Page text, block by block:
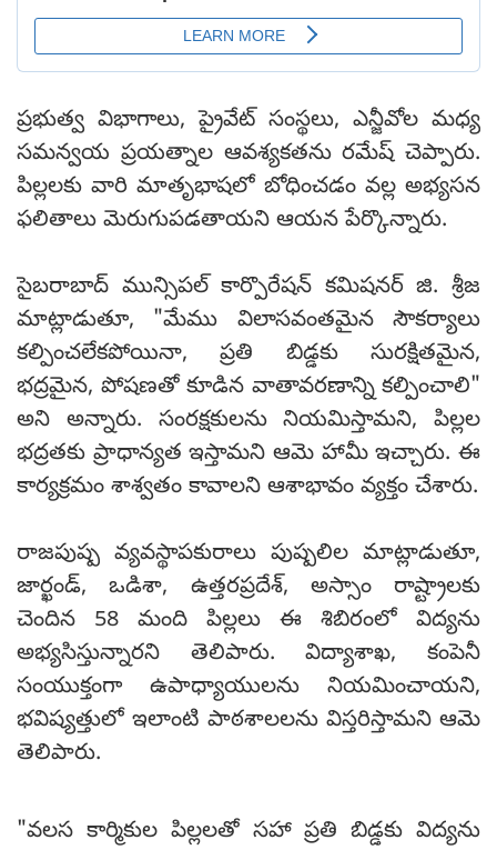
ప్రభుత్వ విభాగాలు, ప్రైవేట్ సంస్థలు, ఎన్జీవోల మధ్య
సమన్వయ ప్రయత్నాల ఆవశ్యకతను రమేష్ చెప్పారు.
పిల్లలకు వారి మాతృభాషలో బోధించడం వల్ల అభ్యసన
ఫలితాలు మెరుగుపడతాయని ఆయన పేర్కొన్నారు.
సైబరాబాద్ మున్సిపల్ కార్పొరేషన్ కమిషనర్ జి. శ్రీజ
మాట్లాడుతూ, "మేము విలాసవంతమైన సౌకర్యాలు
కల్పించలేకపోయినా, ప్రతి బిడ్డకు సురక్షితమైన,
భద్రమైన, పోషణతో కూడిన వాతావరణాన్ని కల్పించాలి"
అని అన్నారు. సంరక్షకులను నియమిస్తామని, పిల్లల
భద్రతకు ప్రాధాన్యత ఇస్తామని ఆమె హామీ ఇచ్చారు. ఈ
కార్యక్రమం శాశ్వతం కావాలని ఆశాభావం వ్యక్తం చేశారు.
రాజపుష్ప వ్యవస్థాపకురాలు పుష్పలిల మాట్లాడుతూ,
జార్ఖండ్, ఒడిశా, ఉత్తరప్రదేశ్, అస్సాం రాష్ట్రాలకు
చెందిన 58 మంది పిల్లలు ఈ శిబిరంలో విద్యను
అభ్యసిస్తున్నారని తెలిపారు. విద్యాశాఖ, కంపెనీ
సంయుక్తంగా ఉపాధ్యాయులను నియమించాయని,
భవిష్యత్తులో ఇలాంటి పాఠశాలలను విస్తరిస్తామని ఆమె
తెలిపారు.
"వలస కార్మికుల పిల్లలతో సహా ప్రతి బిడ్డకు విద్యను